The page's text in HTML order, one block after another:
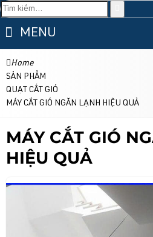
MENU
Home
SẢN PHẨM
QUẠT CẮT GIÓ
MÁY CẮT GIÓ NGĂN LẠNH HIỆU QUẢ
MÁY CẮT GIÓ
HIỆU QUẢ